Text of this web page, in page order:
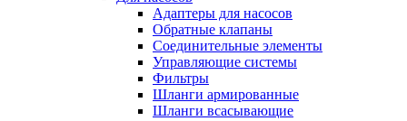
Адаптеры для насосов
Обратные клапаны
Соединительные элементы
Управляющие системы
Фильтры
Шланги армированные
Шланги всасывающие